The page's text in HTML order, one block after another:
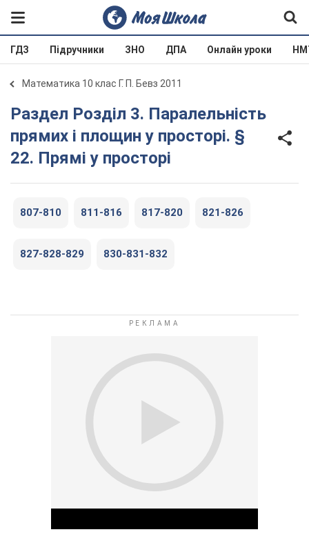
ГДЗ Підручники ЗНО ДПА Онлайн уроки
Математика 10 клас Г. П. Бевз 2011
Раздел Розділ 3. Паралельність
прямих і площин у просторі. §
22. Прямі у просторі
807-810 811-816 817-820 821-826
827-828-829 830-831-832